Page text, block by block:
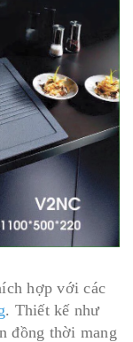
hợp với các
. Thiết kế như
đồng thời mang